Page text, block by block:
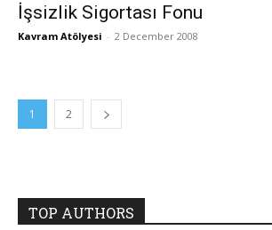
İşsizlik Sigortası Fonu
Kavram Atölyesi - 2 December 2008
1 2
TOP AUTHORS